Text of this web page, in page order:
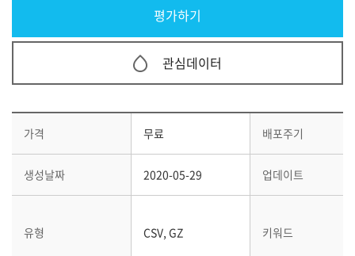
관심데이터
가격 무료 배포주기
생성날짜 2020-05-29 업데이트
유형 CSV, GZ 키워드